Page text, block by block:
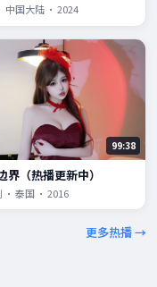
中国大陆 · 2024
99:38
界（热播更新中）
· 泰国 · 2016
更多热播 →